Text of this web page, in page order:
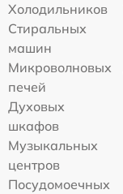
Холодильников
Стиральных
машин
Микроволновых
печей
Духовых
шкафов
Музыкальных
центров
Посудомоечных